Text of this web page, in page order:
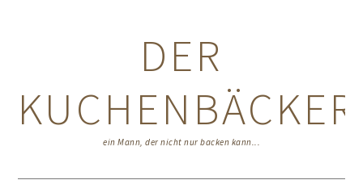
DER
KUCHENBÄCKER
ein Mann, der nicht nur backen kann...